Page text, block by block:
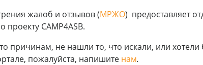
жалоб и отзывов (МРЖО) предоставляет
CAMP4ASB.
причинам, не нашли то, что искали, или
пожалуйста, напишите нам.